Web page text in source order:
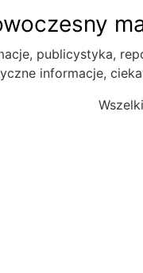
publicystyka,
informacje,